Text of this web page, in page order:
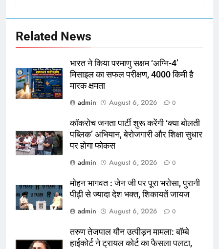
Related News
भारत ने किया परमाणु सक्षम ‘अग्नि-4’
मिसाइल का सफल परीक्षण, 4000 किमी है
मारक क्षमता
admin
August 6, 2026 0
कॉकरोच जनता पार्टी शुरू करेंगी ‘क्या बोलती
पब्लिक’ अभियान, बेरोजगारी और शिक्षा सुधार
पर होगा फोकस
admin
August 6, 2026 0
मोहन भागवत : जेन जी पर पूरा भरोसा, पुरानी
पीढ़ी से ज्यादा देश भक्त, शिकायतें जायज
admin
August 6, 2026 0
तरुण तेजपाल यौन उत्पीड़न मामला: बॉम्बे
हाईकोर्ट ने ट्रायल कोर्ट का फैसला पलटा,